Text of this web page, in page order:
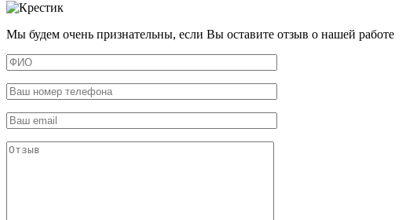
Мы будем очень признательны, если Вы оставите отзыв о нашей работе